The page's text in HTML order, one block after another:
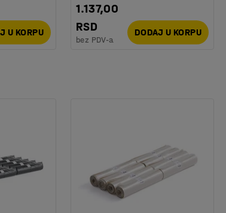
U KORPU
1.137,00
RSD
bez PDV-a
DODAJ U KORPU